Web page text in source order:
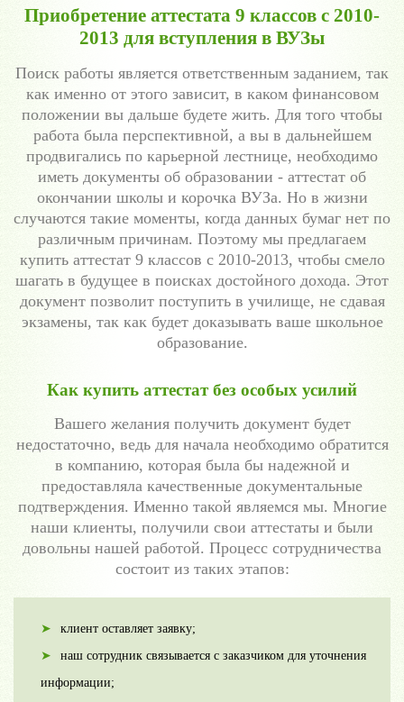
Приобретение аттестата 9 классов с 2010-
2013 для вступления в ВУЗы
Поиск работы является ответственным заданием, так
как именно от этого зависит, в каком финансовом
положении вы дальше будете жить. Для того чтобы
работа была перспективной, а вы в дальнейшем
продвигались по карьерной лестнице, необходимо
иметь документы об образовании - аттестат об
окончании школы и корочка ВУЗа. Но в жизни
случаются такие моменты, когда данных бумаг нет по
различным причинам. Поэтому мы предлагаем
купить аттестат 9 классов с 2010-2013, чтобы смело
шагать в будущее в поисках достойного дохода. Этот
документ позволит поступить в училище, не сдавая
экзамены, так как будет доказывать ваше школьное
образование.
Как купить аттестат без особых усилий
Вашего желания получить документ будет
недостаточно, ведь для начала необходимо обратится
в компанию, которая была бы надежной и
предоставляла качественные документальные
подтверждения. Именно такой являемся мы. Многие
наши клиенты, получили свои аттестаты и были
довольны нашей работой. Процесс сотрудничества
состоит из таких этапов:
клиент оставляет заявку;
наш сотрудник связывается с заказчиком для уточнения
информации;